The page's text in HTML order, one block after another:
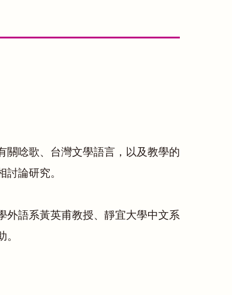
關唸歌、台灣文學語言，以及教學的
論研究。
外語系黃英甫教授、靜宜大學中文系